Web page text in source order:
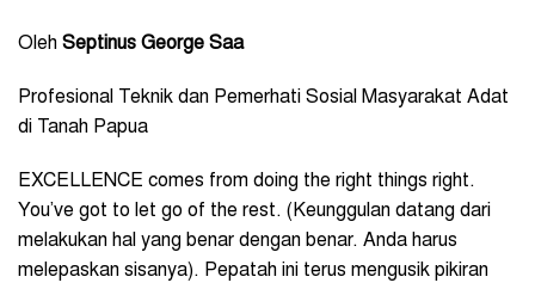
Oleh Septinus George Saa
Profesional Teknik dan Pemerhati Sosial Masyarakat Adat
di Tanah Papua
EXCELLENCE comes from doing the right things right.
You’ve got to let go of the rest. ( Keunggulan datang dari
melakukan hal yang benar dengan benar. Anda harus
melepaskan sisanya). Pepatah ini terus mengusik pikiran